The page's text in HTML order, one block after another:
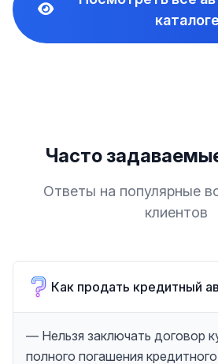
каталоге
Часто
Ответы на популярные
клиентов
Как продать кредитный
— Нельзя заключать договор
полного погашения